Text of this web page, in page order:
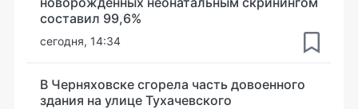
составил 99,6%
сегодня, 14:34
В Черняховске сгорела часть довоенного
здания на улице Тухачевского